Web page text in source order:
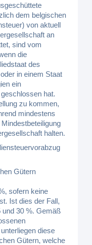
dem belgischen
von aktuell
an
sind vom
die
des
in einem Staat
ein
hat.
zu kommen,
mindestens
halten.
Gütern
sofern keine
Ist dies der Fall,
und 30 %. Gemäß
diese
Gütern, welche